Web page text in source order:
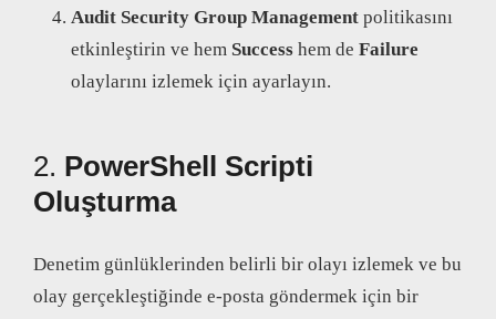
Audit Security Group Management politikasını
etkinleştirin ve hem Success hem de Failure
olaylarını izlemek için ayarlayın.
2. PowerShell Scripti
Oluşturma
Denetim günlüklerinden belirli bir olayı izlemek ve bu
olay gerçekleştiğinde e-posta göndermek için bir